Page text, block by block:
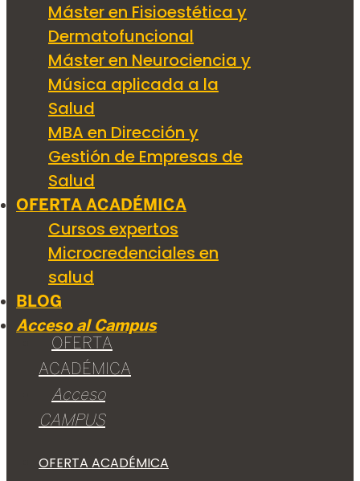
Máster en Fisioestética y
Dermatofuncional
Máster en Neurociencia y
Música aplicada a la
Salud
MBA en Dirección y
Gestión de Empresas de
Salud
OFERTA ACADÉMICA
Cursos expertos
Microcredenciales en
salud
BLOG
Acceso al Campus
OFERTA
ACADÉMICA
Acceso
CAMPUS
OFERTA ACADÉMICA